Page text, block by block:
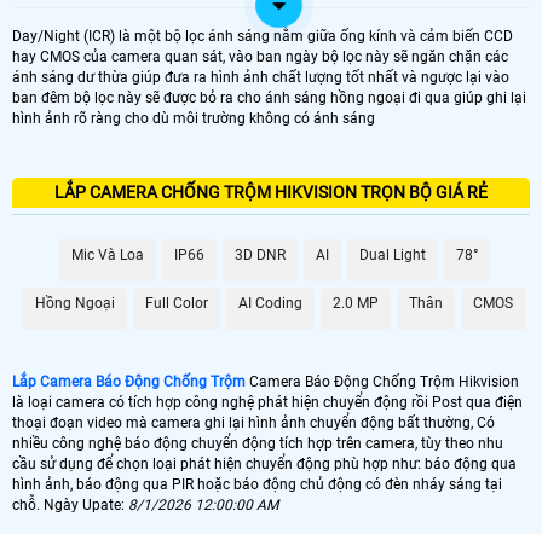
📸 LẮP CAMERA CÓ BÁO ĐỘNG CHỐNG TRỘM
LOẠI CAMERA IP
GIÁ LẮP CAMERA
6.800.000 VNĐ Lắp Camera Chống Trộm Hikvision PIR
📶 Lắp 1 Camera Wifi Ip Ebitcam
1.600.000 VNĐ Lắp Camera Ip Wifi EBO2
8.800,000 VNĐ Camera Chống Trộm Hikvision Chuyên Đêm
🔥 4 Camera Chống Trộm Hikvision Giá Rẻ
5.000.000 VNĐ Lắp Bộ Camera Chống Trộm Hikvision Giá Rẻ
Day/Night (ICR) là một bộ lọc ánh sáng nằm giữa ống kính và cảm biến CCD
hay CMOS của camera quan sát, vào ban ngày bộ lọc này sẽ ngăn chặn các
ánh sáng dư thừa giúp đưa ra hình ảnh chất lượng tốt nhất và ngược lại vào
ban đêm bộ lọc này sẽ được bỏ ra cho ánh sáng hồng ngoại đi qua giúp ghi lại
hình ảnh rõ ràng cho dù môi trường không có ánh sáng
LẮP CAMERA CHỐNG TRỘM HIKVISION TRỌN BỘ GIÁ RẺ
Mic Và Loa IP66 3D DNR AI Dual Light 78°
Hồng Ngoại Full Color AI Coding 2.0 MP Thân CMOS
Lắp Camera Báo Động Chống Trộm Camera Báo Động Chống Trộm Hikvision
là loại camera có tích hợp công nghệ phát hiện chuyển động rồi Post qua điện
thoại đoạn video mà camera ghi lại hình ảnh chuyển động bất thường, Có
nhiều công nghệ báo động chuyển động tích hợp trên camera, tùy theo nhu
cầu sử dụng để chọn loại phát hiện chuyển động phù hợp như: báo động qua
hình ảnh, báo động qua PIR hoặc báo động chủ động có đèn nháy sáng tại
chỗ. Ngày Upate: 8/1/2026 12:00:00 AM